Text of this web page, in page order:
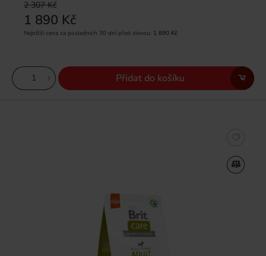
2 307 Kč
1 890 Kč
Nejnižší cena za posledních 30 dní před slevou: 1 890 Kč
Přidat do košíku